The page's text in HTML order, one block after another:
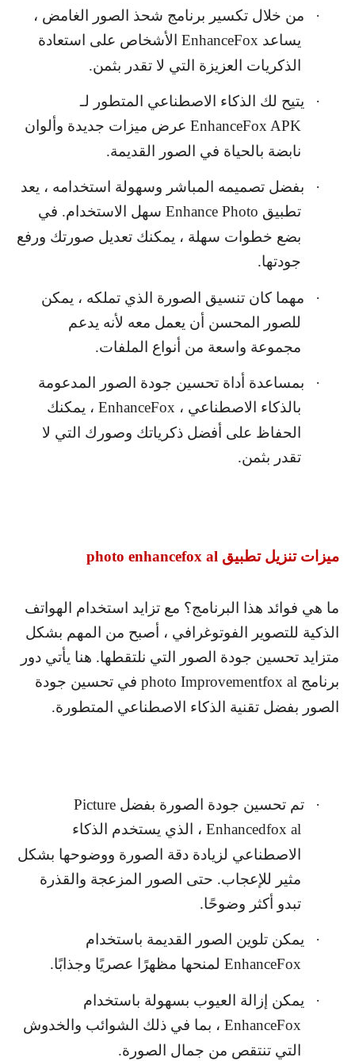
·
من خلال تكسير برنامج شحذ الصور الغامض ،
يساعد EnhanceFox الأشخاص على استعادة
الذكريات العزيزة التي لا تقدر بثمن.
·
يتيح لك الذكاء الاصطناعي المتطور لـ
EnhanceFox APK عرض ميزات جديدة وألوان
نابضة بالحياة في الصور القديمة.
·
بفضل تصميمه المباشر وسهولة استخدامه ، يعد
تطبيق Enhance Photo سهل الاستخدام. في
بضع خطوات سهلة ، يمكنك تعديل صورتك ورفع
جودتها.
·
مهما كان تنسيق الصورة الذي تملكه ، يمكن
للصور المحسن أن يعمل معه لأنه يدعم
مجموعة واسعة من أنواع الملفات.
·
بمساعدة أداة تحسين جودة الصور المدعومة
بالذكاء الاصطناعي ، EnhanceFox ، يمكنك
الحفاظ على أفضل ذكرياتك وصورك التي لا
تقدر بثمن.
ميزات تنزيل تطبيق photo enhancefox al
ما هي فوائد هذا البرنامج؟ مع تزايد استخدام الهواتف
الذكية للتصوير الفوتوغرافي ، أصبح من المهم بشكل
متزايد تحسين جودة الصور التي نلتقطها. هنا يأتي دور
برنامج photo Improvementfox al في تحسين جودة
الصور بفضل تقنية الذكاء الاصطناعي المتطورة.
· تم تحسين جودة الصورة بفضل Picture
Enhancedfox al ، الذي يستخدم الذكاء
الاصطناعي لزيادة دقة الصورة ووضوحها بشكل
مثير للإعجاب. حتى الصور المزعجة والقذرة
تبدو أكثر وضوحًا.
·
يمكن تلوين الصور القديمة باستخدام
EnhanceFox لمنحها مظهرًا عصريًا وجذابًا.
·
يمكن إزالة العيوب بسهولة باستخدام
EnhanceFox ، بما في ذلك الشوائب والخدوش
التي تنتقص من جمال الصورة.